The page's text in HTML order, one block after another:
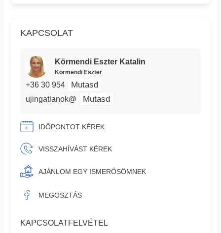
KAPCSOLAT
Körmendi Eszter Katalin
Körmendi Eszter
+36 30 954 Mutasd
ujingatlanok@ Mutasd
IDŐPONTOT KÉREK
VISSZAHÍVÁST KÉREK
AJÁNLOM EGY ISMERŐSÖMNEK
MEGOSZTÁS
KAPCSOLATFELVÉTEL